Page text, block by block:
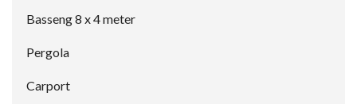
Basseng 8 x 4 meter
Pergola
Carport